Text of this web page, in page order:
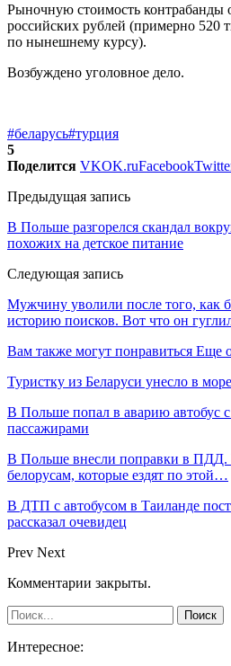
Рыночную стоимость контрабанды
российских рублей (примерно 520
по нынешнему курсу).
Возбуждено уголовное дело.
#беларусь#турция
5
Поделится VKOK.ruFacebook
Предыдущая запись
В Польше разгорелся скандал
похожих на детское питание
Следующая запись
Мужчину уволили после того, как
историю поисков. Вот что он
Вам также могут понравиться Еще
Туристку из Беларуси унесло в море
В Польше попал в аварию автобус
пассажирами
В Польше внесли поправки в ПДД.
белорусам, которые ездят по этой…
В ДТП с автобусом в Таиланде
рассказал очевидец
Prev Next
Комментарии закрыты.
Интересное: